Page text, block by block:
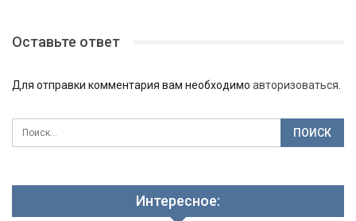
Оставьте ответ
Для отправки комментария вам необходимо авторизоваться.
Интересное: